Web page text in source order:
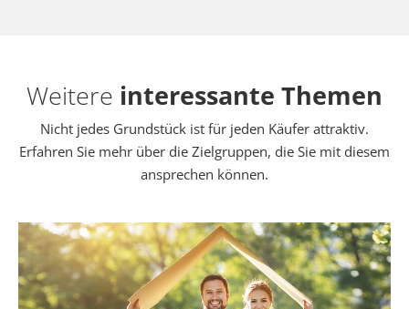
Weitere interessante Themen
Nicht jedes Grundstück ist für jeden Käufer attraktiv.
Erfahren Sie mehr über die Zielgruppen, die Sie mit diesem
ansprechen können.